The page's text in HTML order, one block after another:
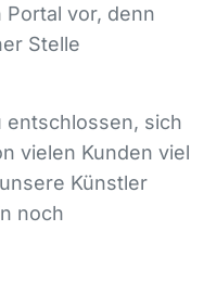
vor, denn
Stelle
entschlossen, sich
vielen Kunden viel
Künstler
noch